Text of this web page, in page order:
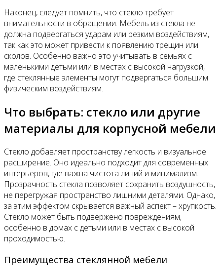
Наконец, следует помнить, что стекло требует
внимательности в обращении. Мебель из стекла не
должна подвергаться ударам или резким воздействиям,
так как это может привести к появлению трещин или
сколов. Особенно важно это учитывать в семьях с
маленькими детьми или в местах с высокой нагрузкой,
где стеклянные элементы могут подвергаться большим
физическим воздействиям.
Что выбрать: стекло или другие
материалы для корпусной мебели
Стекло добавляет пространству легкость и визуальное
расширение. Оно идеально подходит для современных
интерьеров, где важна чистота линий и минимализм.
Прозрачность стекла позволяет сохранить воздушность,
не перегружая пространство лишними деталями. Однако,
за этим эффектом скрывается важный аспект – хрупкость.
Стекло может быть подвержено повреждениям,
особенно в домах с детьми или в местах с высокой
проходимостью.
Преимущества стеклянной мебели